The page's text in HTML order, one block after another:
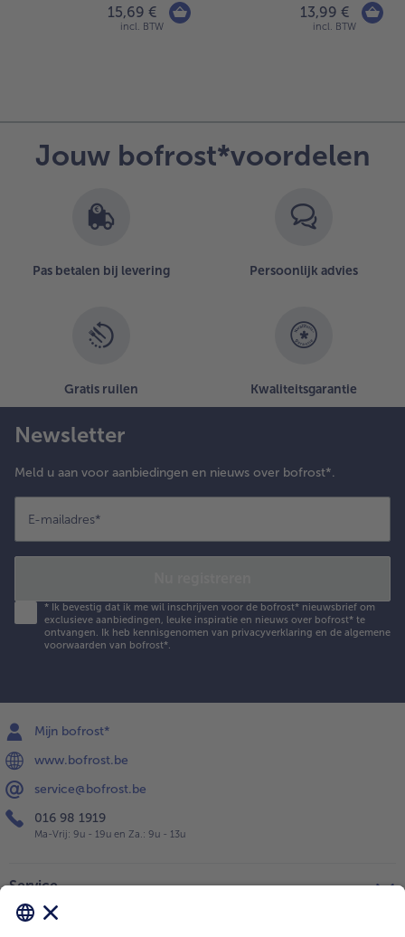
15,69 €
incl. BTW
13,99 €
incl. BTW
Jouw bofrost*voordelen
Pas betalen bij levering Persoonlijk advies
Gratis ruilen Kwaliteitsgarantie
Newsletter
Meld u aan voor aanbiedingen en nieuws over bofrost*.
E-mailadres*
* Ik bevestig dat ik me wil inschrijven voor de bofrost* nieuwsbrief om
exclusieve aanbiedingen, leuke inspiratie en nieuws over bofrost* te
ontvangen. Ik heb kennisgenomen van privacyverklaring en de algemene
voorwaarden van bofrost*.
Mijn bofrost*
www.bofrost.be
service@bofrost.be
016 98 1919
Ma-Vrij: 9u - 19u en Za.: 9u - 13u
Service